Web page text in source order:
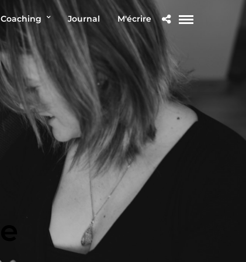
Coaching Journal M'écrire